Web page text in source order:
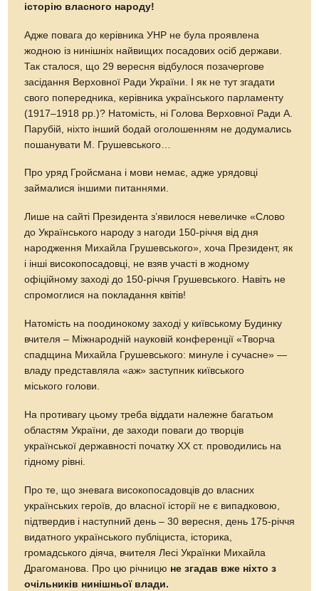
історію власного народу!
Адже повага до керівника УНР не була проявлена
жодною із нинішніх найвищих посадових осіб держави.
Так сталося, що 29 вересня відбулося позачергове
засідання Верховної Ради України. І як не тут згадати
свого попередника, керівника українського парламенту
(1917–1918 рр.)? Натомість, ні Голова Верховної Ради А.
Парубій, ніхто інший бодай оголошенням не додумались
пошанувати М. Грушевського…
Про уряд Гройсмана і мови немає, адже урядовці
займалися іншими питаннями.
Лише на сайті Президента з’явилося невеличке «Слово
до Українського народу з нагоди 150-річчя від дня
народження Михайла Грушевського», хоча Президент, як
і інші високопосадовці, не взяв участі в жодному
офіційному заході до 150-річчя Грушевського. Навіть не
спромоглися на покладання квітів!
Натомість на поодинокому заході у київському Будинку
вчителя – Міжнародній науковій конференції «Творча
спадщина Михайла Грушевського: минуле і сучасне» —
владу представляла «аж» заступник київського
міського голови.
На противагу цьому треба віддати належне багатьом
областям України, де заходи поваги до творців
української державності початку ХХ ст. проводились на
гідному рівні.
Про те, що зневага високопосадовців до власних
українських героїв, до власної історії не є випадковою,
підтвердив і наступний день – 30 вересня, день 175-річчя
видатного українського публіциста, історика,
громадського діяча, вчителя Лесі Українки Михайла
Драгоманова. Про цю річницю не згадав вже ніхто з
очільників нинішньої влади.